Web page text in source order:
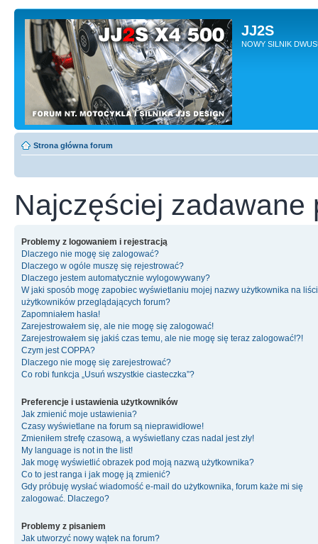
JJ2S
NOWY SILNIK
Strona główna forum
Najczęściej zadawane
Problemy z logowaniem i rejestracją
Dlaczego nie mogę się zalogować?
Dlaczego w ogóle muszę się rejestrować?
Dlaczego jestem automatycznie wylogowywany?
W jaki sposób mogę zapobiec wyświetlaniu mojej nazwy użytkownika na
użytkowników przeglądających forum?
Zapomniałem hasła!
Zarejestrowałem się, ale nie mogę się zalogować!
Zarejestrowałem się jakiś czas temu, ale nie mogę się teraz zalogować!?!
Czym jest COPPA?
Dlaczego nie mogę się zarejestrować?
Co robi funkcja „Usuń wszystkie ciasteczka”?
Preferencje i ustawienia użytkowników
Jak zmienić moje ustawienia?
Czasy wyświetlane na forum są nieprawidłowe!
Zmieniłem strefę czasową, a wyświetlany czas nadal jest zły!
My language is not in the list!
Jak mogę wyświetlić obrazek pod moją nazwą użytkownika?
Co to jest ranga i jak mogę ją zmienić?
Gdy próbuję wysłać wiadomość e-mail do użytkownika, forum każe mi się
zalogować. Dlaczego?
Problemy z pisaniem
Jak utworzyć nowy wątek na forum?